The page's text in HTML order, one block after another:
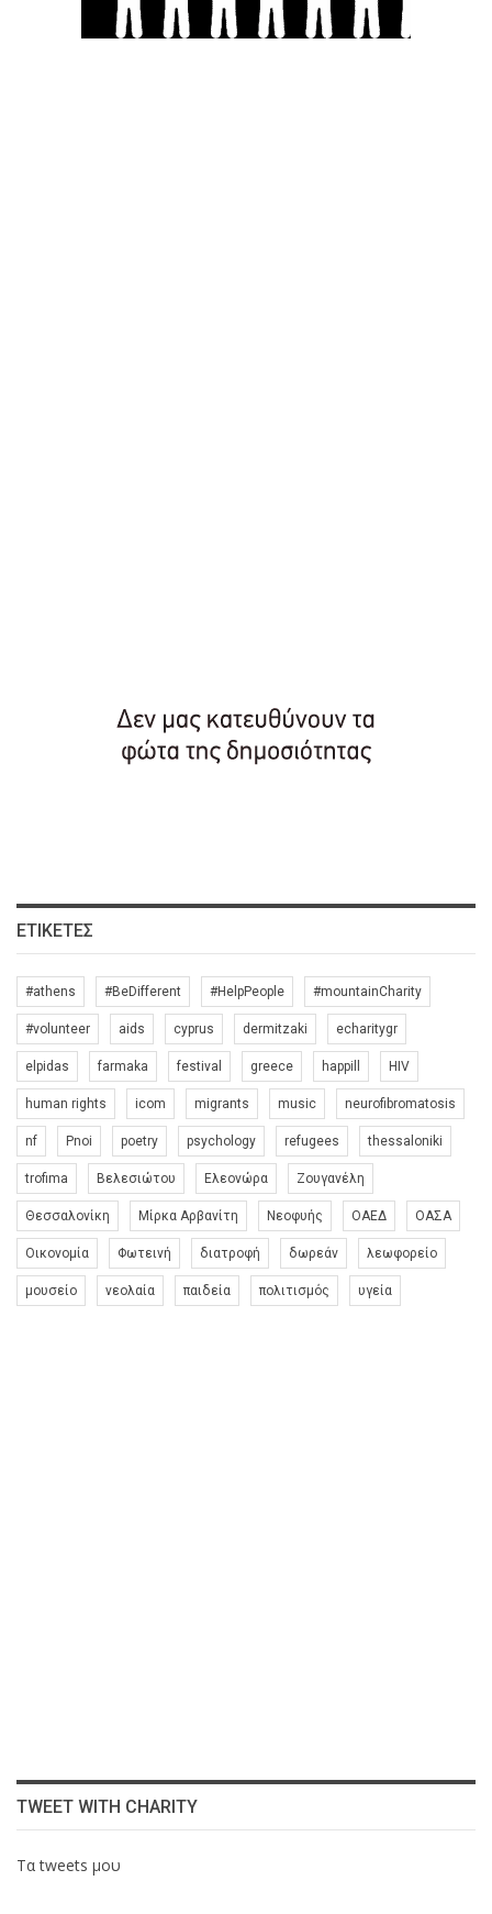
ΕΤΙΚΈΤΕΣ
#athens #BeDifferent #HelpPeople #mountainCharity
#volunteer aids cyprus dermitzaki echaritygr
elpidas farmaka festival greece happill HIV
human rights icom migrants music neurofibromatosis
nf Pnoi poetry psychology refugees thessaloniki
trofima Βελεσιώτου Ελεονώρα Ζουγανέλη
Θεσσαλονίκη Μίρκα Αρβανίτη Νεοφυής ΟΑΕΔ ΟΑΣΑ
Οικονομία Φωτεινή διατροφή δωρεάν λεωφορείο
μουσείο νεολαία παιδεία πολιτισμός υγεία
TWEET WITH CHARITY
Τα tweets μου